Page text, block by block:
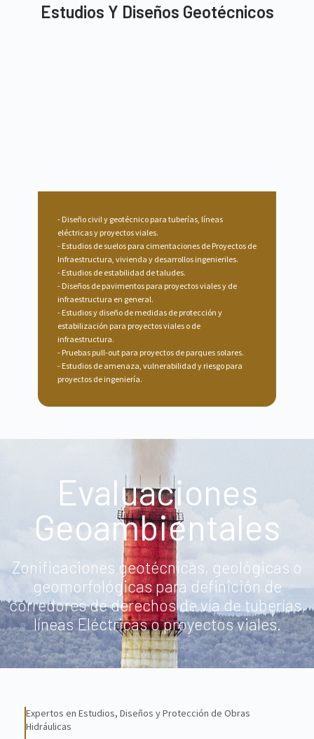
Estudios Y Diseños Geotécnicos
Diseño civil y geotécnico para tuberías, líneas
eléctricas y proyectos viales.
Estudios de suelos para cimentaciones de Proyectos de
Infraestructura, vivienda y desarrollos ingenieriles.
Estudios de estabilidad de taludes.
Diseños de pavimentos para proyectos viales y de
infraestructura en general.
Estudios y diseño de medidas de protección y
estabilización para proyectos viales o de
infraestructura.
Pruebas pull-out para proyectos de parques solares.
Estudios de amenaza, vulnerabilidad y riesgo para
proyectos de ingeniería.
Evaluaciones
Geoambientales​​
Zonificaciones geotécnicas, geológicas o
geomorfológicas para definición de
corredores de derechos de vía de tuberías,
líneas Eléctricas o proyectos viales.
Expertos en Estudios, Diseños y Protección de Obras
Hidráulicas